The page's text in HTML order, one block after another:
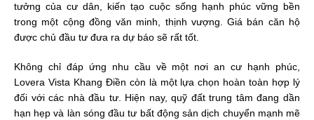
tưởng của cư dân, kiến tạo cuộc sống hạnh phúc vững bền
trong một cộng đồng văn minh, thịnh vượng. Giá bán căn hộ
được chủ đầu tư đưa ra dự báo sẽ rất tốt.
Không chỉ đáp ứng nhu cầu về một nơi an cư hạnh phúc,
Lovera Vista Khang Điền còn là một lựa chọn hoàn toàn hợp lý
đối với các nhà đầu tư. Hiện nay, quỹ đất trung tâm đang dần
hạn hẹp và làn sóng đầu tư bất động sản dịch chuyển mạnh mẽ